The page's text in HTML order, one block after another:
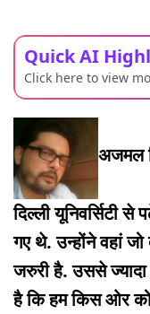
Quick AI
Click here to view
अजमल
दिल्ली यूनिवर्सिटी
गए थे. उन्होंने वहां
जरुरी है. उससे
है कि हम किस ओर